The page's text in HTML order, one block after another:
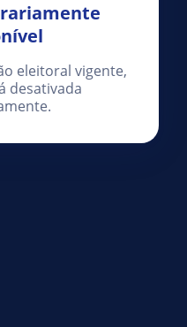
eleitoral vigente,
desativada